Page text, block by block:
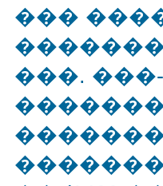
���
���. ���-